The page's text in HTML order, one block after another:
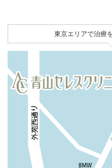
東京エリアで治療